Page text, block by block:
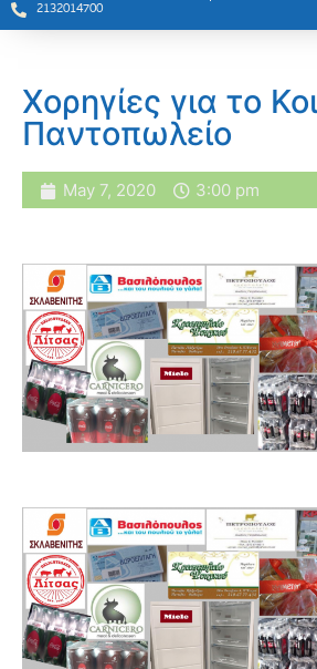
2132014700
Xορηγίες για το
Παντοπωλείο
May 7, 2020 3:00 pm